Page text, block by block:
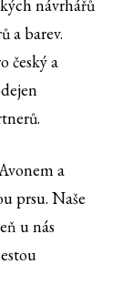
návrhářů
a barev.
český a
a
prsu. Naše
u nás